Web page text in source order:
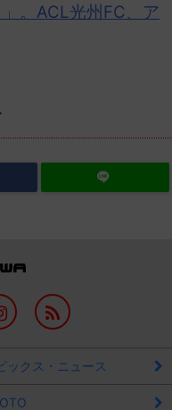
。 ACL光州FC、ア
ックス・ニュース